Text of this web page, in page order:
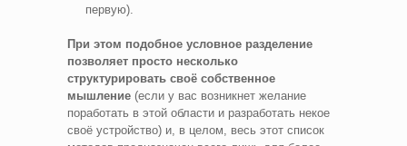
первую).
При этом подобное условное разделение
позволяет просто несколько
структурировать своё собственное
мышление (если у вас возникнет желание
поработать в этой области и разработать некое
своё устройство) и, в целом, весь этот список